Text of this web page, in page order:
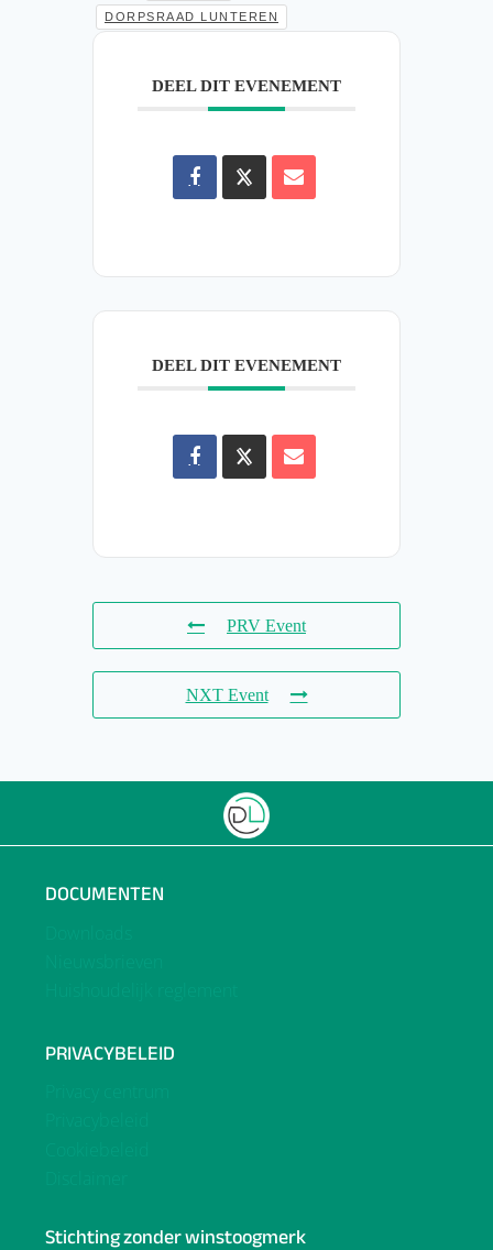
DORPSRAAD LUNTEREN
DEEL DIT EVENEMENT
DEEL DIT EVENEMENT
PRV Event
NXT Event
DOCUMENTEN
PRIVACYBELEID
Stichting zonder winstoogmerk